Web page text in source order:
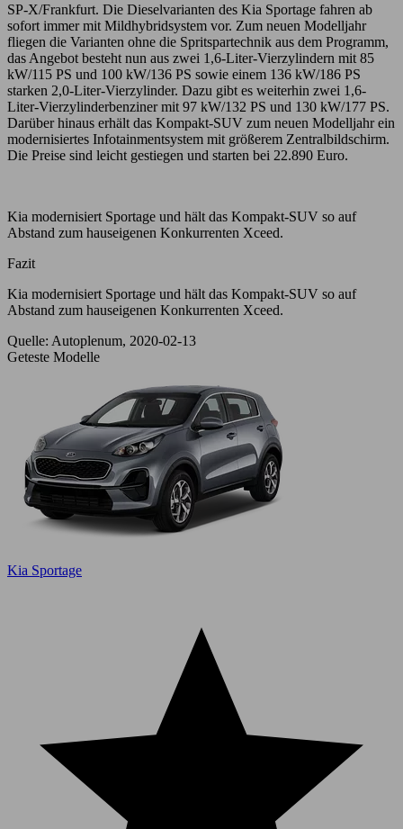
SP-X/Frankfurt. Die Dieselvarianten des Kia Sportage fahren ab
sofort immer mit Mildhybridsystem vor. Zum neuen Modelljahr
fliegen die Varianten ohne die Spritspartechnik aus dem Programm,
das Angebot besteht nun aus zwei 1,6-Liter-Vierzylindern mit 85
kW/115 PS und 100 kW/136 PS sowie einem 136 kW/186 PS
starken 2,0-Liter-Vierzylinder. Dazu gibt es weiterhin zwei 1,6-
Liter-Vierzylinderbenziner mit 97 kW/132 PS und 130 kW/177 PS.
Darüber hinaus erhält das Kompakt-SUV zum neuen Modelljahr ein
modernisiertes Infotainmentsystem mit größerem Zentralbildschirm.
Die Preise sind leicht gestiegen und starten bei 22.890 Euro.
Kia modernisiert Sportage und hält das Kompakt-SUV so auf
Abstand zum hauseigenen Konkurrenten Xceed.
Fazit
Kia modernisiert Sportage und hält das Kompakt-SUV so auf
Abstand zum hauseigenen Konkurrenten Xceed.
Quelle: Autoplenum, 2020-02-13
Geteste Modelle
Kia Sportage